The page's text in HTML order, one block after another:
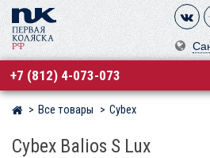
+7 (812) 4-073-073
Магазин детских колясок
Все товары Cybex
Cybex Balios S Lux